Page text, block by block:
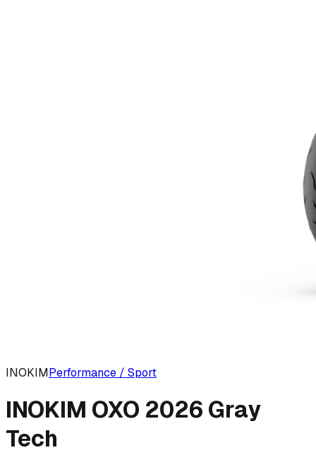
INOKIMPerformance / Sport
INOKIM OXO 2026 Gray
Tech